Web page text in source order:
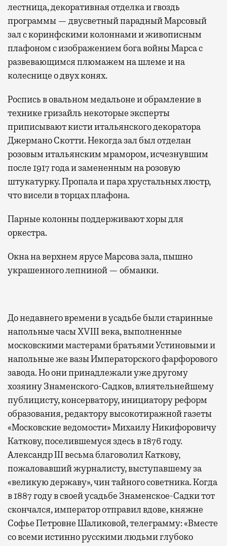
лестница, декоративная отделка и гвоздь
программы — двусветный парадный Марсовый
зал с коринфскими колоннами и живописным
плафоном с изображением бога войны Марса с
развевающимся плюмажем на шлеме и на
колеснице о двух конях.
Роспись в овальном медальоне и обрамление в
технике гризайль некоторые эксперты
приписывают кисти итальянского декоратора
Джермано Скотти. Некогда зал был отделан
розовым итальянским мрамором, исчезнувшим
после 1917 года и замененным на розовую
штукатурку. Пропала и пара хрустальных люстр,
что висели в торцах плафона.
Парные колонны поддерживают хоры для
оркестра.
Окна на верхнем ярусе Марсова зала, пышно
украшенного лепниной — обманки.
До недавнего времени в усадьбе были старинные
напольные часы XVIII века, выполненные
московскими мастерами братьями Устиновыми и
напольные же вазы Императорского фарфорового
завода. Но они принадлежали уже другому
хозяину Знаменского-Садков, влиятельнейшему
публицисту, консерватору, инициатору реформ
образования, редактору высокотиражной газеты
«Московские ведомости» Михаилу Никифоровичу
Каткову, поселившемуся здесь в 1876 году.
Александр III весьма благоволил Каткову,
пожаловавший журналисту, выступавшему за
«великую державу», чин тайного советника. Когда
в 1887 году в своей усадьбе Знаменское-Садки тот
скончался, император отправил вдове, княжне
Софье Петровне Шаликовой, телеграмму: «Вместе
со всеми истинно русскими людьми глубоко